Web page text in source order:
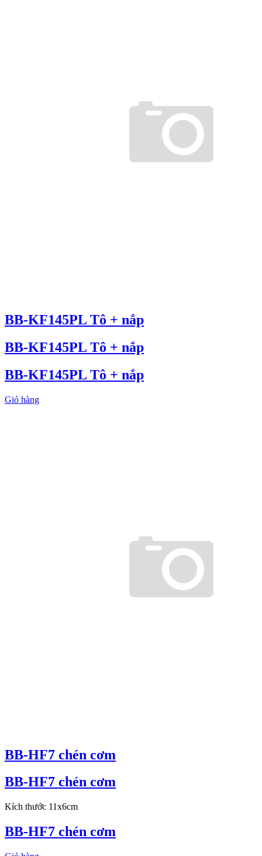
BB-KF145PL Tô + nắp
BB-KF145PL Tô + nắp
BB-KF145PL Tô + nắp
Giỏ hàng
BB-HF7 chén cơm
BB-HF7 chén cơm
Kích thước 11x6cm
BB-HF7 chén cơm